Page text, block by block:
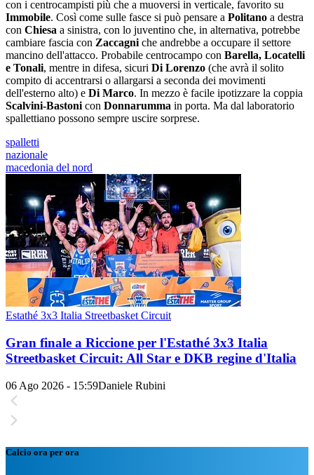
con i centrocampisti più che a muoversi in verticale, favorito su
Immobile. Così come sulle fasce si può pensare a Politano a destra
con Chiesa a sinistra, con lo juventino che, in alternativa, potrebbe
cambiare fascia con Zaccagni che andrebbe a occupare il settore
mancino dell'attacco. Probabile centrocampo con Barella, Locatelli
e Tonali, mentre in difesa, sicuri Di Lorenzo (che avrà il solito
compito di accentrarsi o allargarsi a seconda dei movimenti
dell'esterno alto) e Di Marco. In mezzo è facile ipotizzare la coppia
Scalvini-Bastoni con Donnarumma in porta. Ma dal laboratorio
spallettiano possono sempre uscire sorprese.
spalletti
nazionale
macedonia del nord
Estathé 3x3 Italia Streetbasket Circuit
Gran finale a Riccione per l'Estathé 3x3 Italia
Streetbasket Circuit: All Star e DKB regine d'Italia
06 Ago 2026 - 15:59Daniele Rubini
Calcio ora per ora